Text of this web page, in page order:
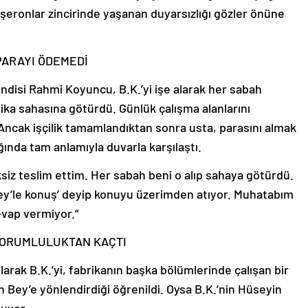
zincirinde yaşanan duyarsızlığı gözler önüne
ÖDEMEDİ
Rahmi Koyuncu, B.K.’yi işe alarak her sabah
sahasına götürdü. Günlük çalışma alanlarını
işçilik tamamlandıktan sonra usta, parasını almak
tam anlamıyla duvarla karşılaştı.
teslim ettim. Her sabah beni o alıp sahaya götürdü.
konuş’ deyip konuyu üzerimden atıyor. Muhatabım
vermiyor.”
KAÇTI
B.K.’yi, fabrikanın başka bölümlerinde çalışan bir
yönlendirdiği öğrenildi. Oysa B.K.’nin Hüseyin